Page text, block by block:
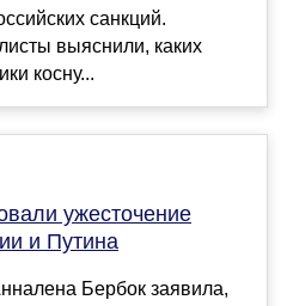
санкций.
выяснили, каких
косну...
ужесточение
и Путина
Бербок заявила,